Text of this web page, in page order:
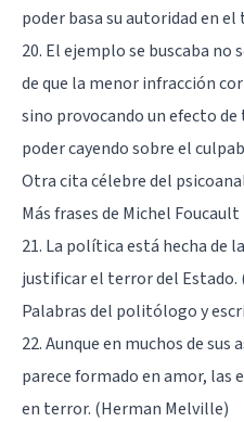
poder basa su autoridad en
20. El ejemplo se buscaba no
de que la menor infracción
sino provocando un efecto
poder cayendo sobre el
Otra cita célebre del
Más frases de Michel Foucault
21. La política está hecha de
justificar el terror del Estado.
Palabras del politólogo y
22. Aunque en muchos de
parece formado en amor, las
en terror. (Herman Melville)